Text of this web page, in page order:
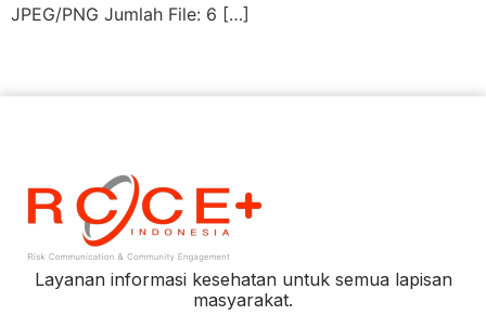
JPEG/PNG Jumlah File: 6 […]
Layanan informasi kesehatan untuk semua lapisan
masyarakat.